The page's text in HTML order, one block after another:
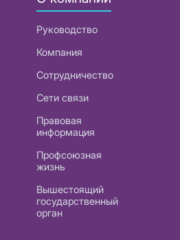
Руководство
Компания
Сотрудничество
Сети связи
Правовая
информация
Профсоюзная
жизнь
Вышестоящий
государственный
орган